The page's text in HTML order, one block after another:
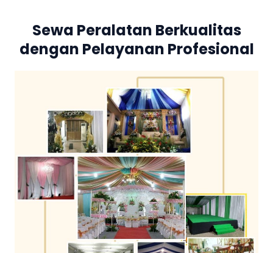
Sewa Peralatan Berkualitas
dengan Pelayanan Profesional